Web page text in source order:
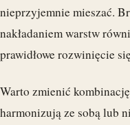
nieprzyjemnie mieszać.
nakładaniem warstw
prawidłowe rozwinięcie
Warto zmienić
harmonizują ze sobą lub